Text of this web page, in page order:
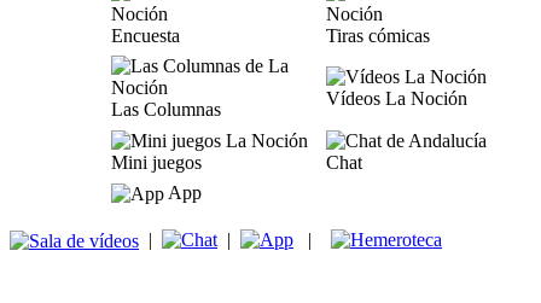
Encuesta Tiras cómicas
Las Columnas
Vídeos La Noción
Mini juegos
Chat
App
| | |